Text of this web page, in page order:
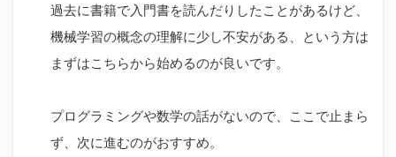
過去に書籍で入門書を読んだりしたことがあるけど、
機械学習の概念の理解に少し不安がある、という方は
まずはこちらから始めるのが良いです。
プログラミングや数学の話がないので、ここで止まら
ず、次に進むのがおすすめ。